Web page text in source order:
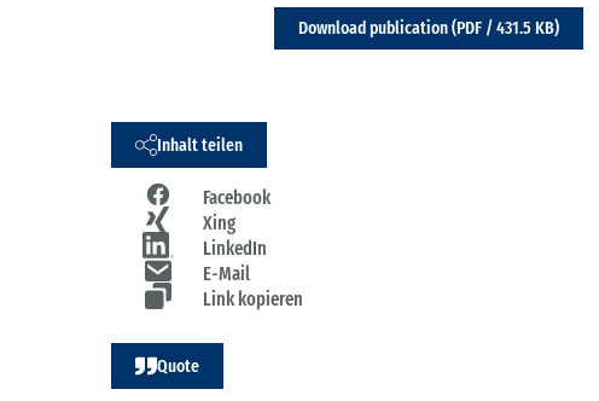
Download publication (PDF / 431.5 KB)
Inhalt teilen
Facebook
Xing
LinkedIn
E-Mail
Link kopieren
Quote